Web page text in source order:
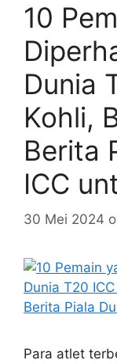
10
Dunia
Kohli,
Berita
ICC
30 Mei 2024
Para atlet